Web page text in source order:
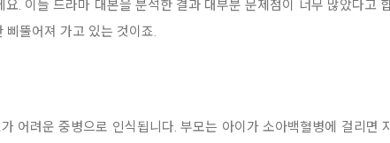
. 이들 드라마 대본을 분석한 결과 대부분 문제점이 너무 많았다고
삐뚤어져 가고 있는 것이죠.
어려운 중병으로 인식됩니다. 부모는 아이가 소아백혈병에 걸리면